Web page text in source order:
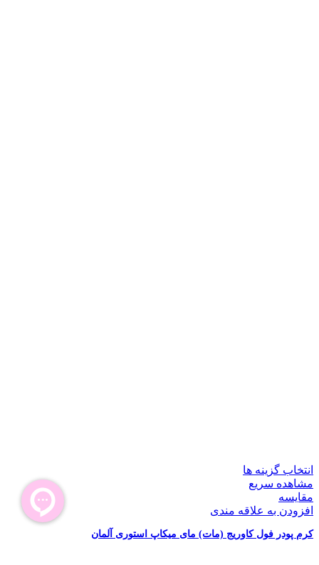
انتخاب گزینه ها
مشاهده سریع
مقایسه
افزودن به علاقه مندی
کرم پودر فول کاوریج (مات) مای میکاپ استوری آلمان